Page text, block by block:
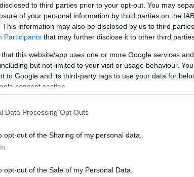
to third parties prior to your opt-out. You may
of your personal information by third parties on the
This information may also be disclosed by us to third
Participants that may further disclose it to other third
that this website/app uses one or more Google services
but not limited to your visit or usage behaviour.
to Google and its third-party tags to use your data for
consent section.
Data Processing Opt Outs
opt-out of the Sharing of my personal data.
opt-out of the Sale of my Personal Data.
arca. Szerdán jelentették be, hogy